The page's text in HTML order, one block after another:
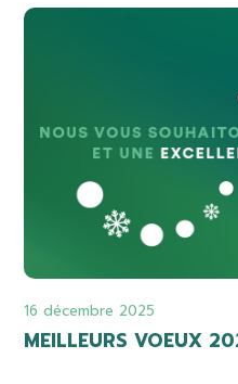
16 décembre 2025
MEILLEURS VOEUX